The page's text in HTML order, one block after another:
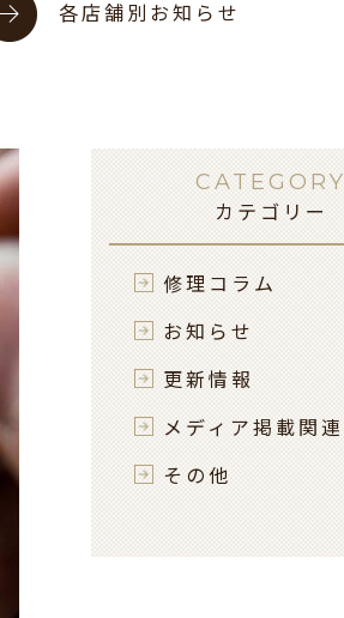
各店舗別お知らせ
CATEGORY
カテゴリー
修理コラム
お知らせ
更新情報
メディア掲載関連
その他